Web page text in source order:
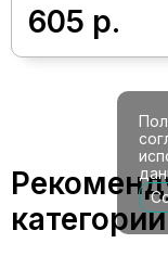
605 р.
категории